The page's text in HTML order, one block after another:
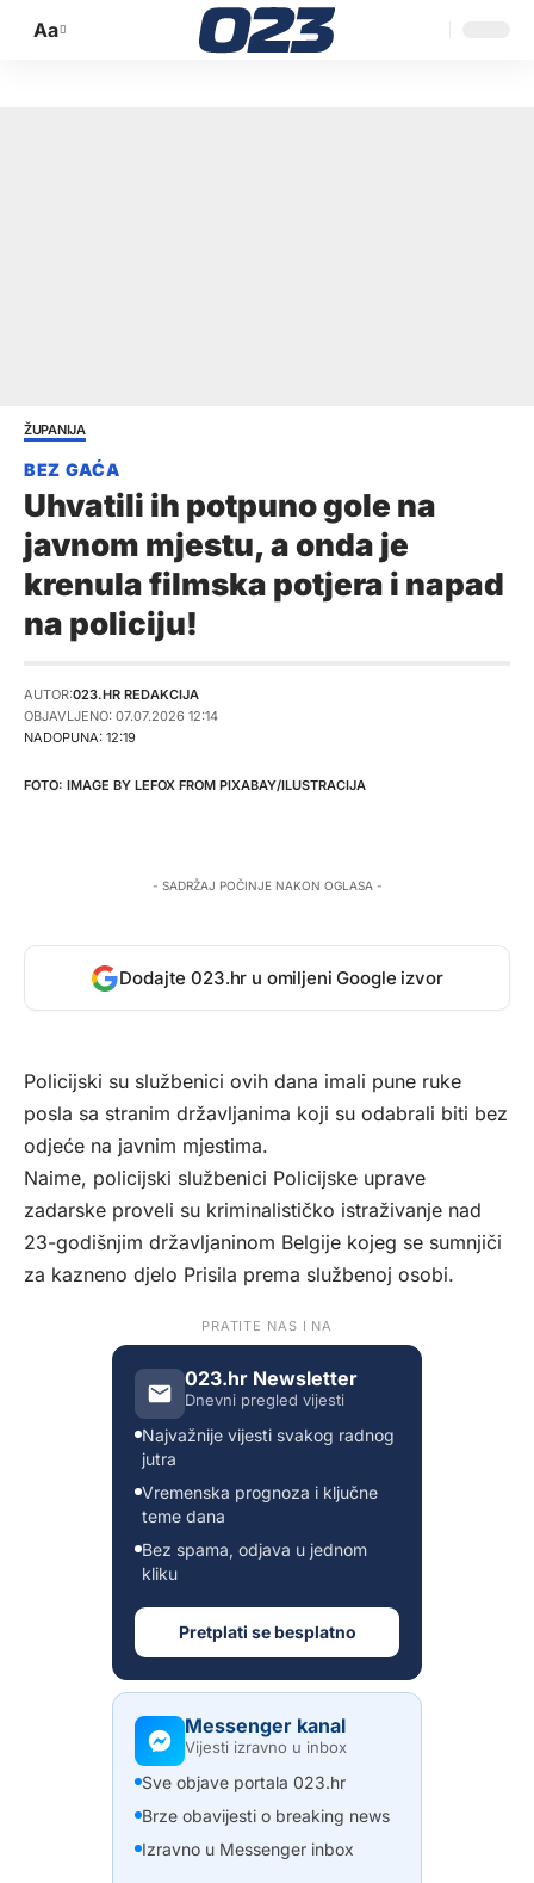
Promijeni
Aa
ŽUPANIJA
Uhvatili ih potpuno gole na
javnom mjestu, a onda je
krenula filmska potjera i napad
na policiju!
NADOPUNA: 12:19
AUTOR:023.HR REDAKCIJA
OBJAVLJENO: 07.07.2026 12:14
IMAGE BY LEFOX FROM PIXABAY/ILUSTRACIJA
- SADRŽAJ POČINJE NAKON OGLASA -
Dodajte 023.hr u omiljeni Google izvor
Policijski su službenici ovih dana imali pune ruke
posla sa stranim državljanima koji su odabrali biti bez
odjeće na javnim mjestima.
Naime, policijski službenici Policijske uprave
zadarske proveli su kriminalističko istraživanje nad
23-godišnjim državljaninom Belgije kojeg se sumnjiči
za kazneno djelo Prisila prema službenoj osobi.
PRATITE NAS I NA
023.hr Newsletter
Dnevni pregled vijesti
Najvažnije vijesti svakog radnog
jutra
Vremenska prognoza i ključne
teme dana
Bez spama, odjava u jednom
kliku
Pretplati se besplatno
Messenger kanal
Vijesti izravno u inbox
Sve objave portala 023.hr
Brze obavijesti o breaking news
Izravno u Messenger inbox